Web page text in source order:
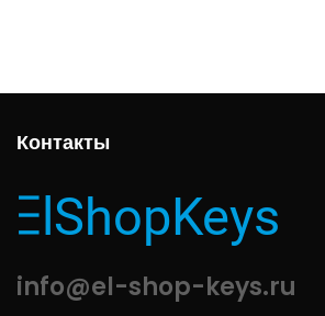
Контакты
info@el-shop-keys.ru